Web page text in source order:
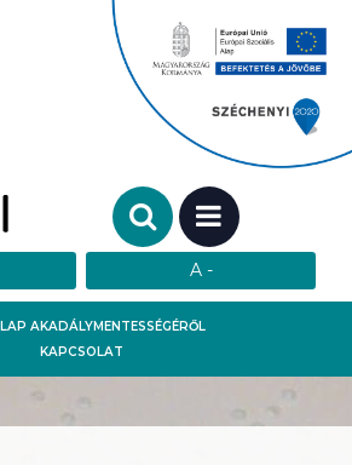
AKADÁLYMENTESSÉGÉRŐL
KAPCSOLAT
Keresendő szó:
MENÜ